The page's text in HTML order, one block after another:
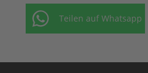
Teilen auf Whatsapp